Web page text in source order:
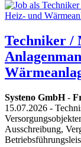
Techniker /
Systeno GmbH-
15.07.2026 -
Ausschreibung,